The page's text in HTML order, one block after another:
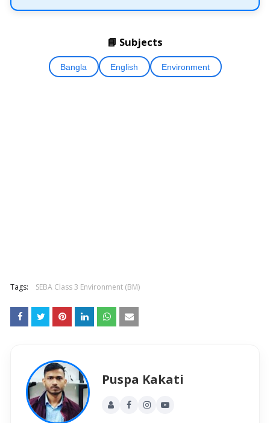
📘 Subjects
Bangla English Environment
Tags: SEBA Class 3 Environment (BM)
Puspa Kakati